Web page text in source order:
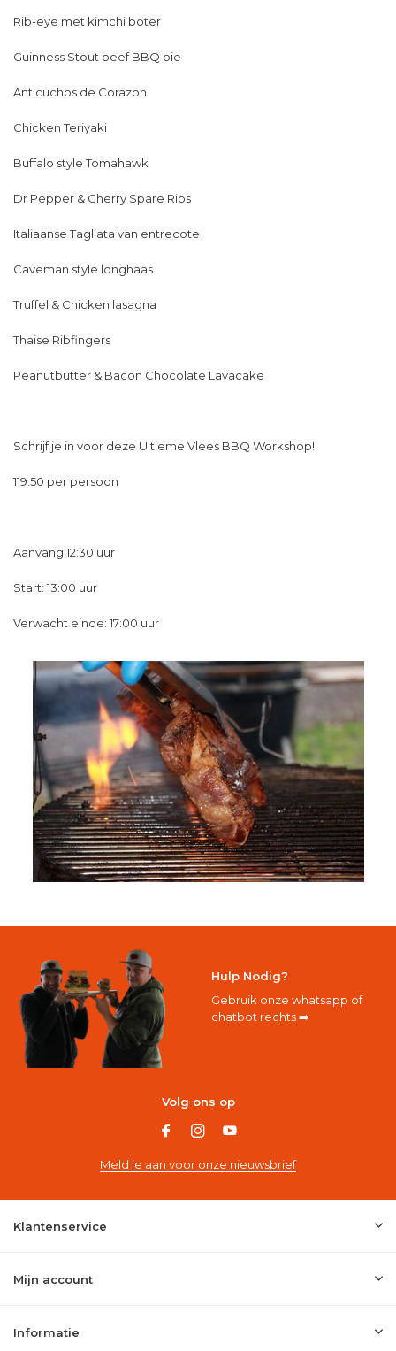
Rib-eye met kimchi boter
Guinness Stout beef BBQ pie
Anticuchos de Corazon
Chicken Teriyaki
Buffalo style Tomahawk
Dr Pepper & Cherry Spare Ribs
Italiaanse Tagliata van entrecote
Caveman style longhaas
Truffel & Chicken lasagna
Thaise Ribfingers
Peanutbutter & Bacon Chocolate Lavacake
Schrijf je in voor deze Ultieme Vlees BBQ Workshop!
119.50 per persoon
Aanvang:12:30 uur
Start: 13:00 uur
Verwacht einde: 17:00 uur
Hulp Nodig?
Gebruik onze whatsapp of
chatbot rechts ➡️
Volg ons op
Meld je aan voor onze nieuwsbrief
Klantenservice
Mijn account
Informatie